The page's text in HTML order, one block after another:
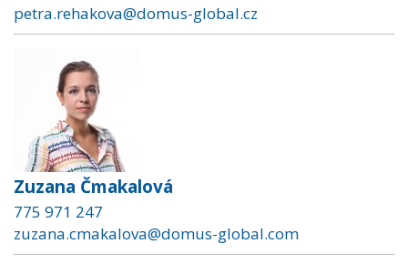
petra.rehakova@domus-global.cz
Zuzana Čmakalová
775 971 247
zuzana.cmakalova@domus-global.com